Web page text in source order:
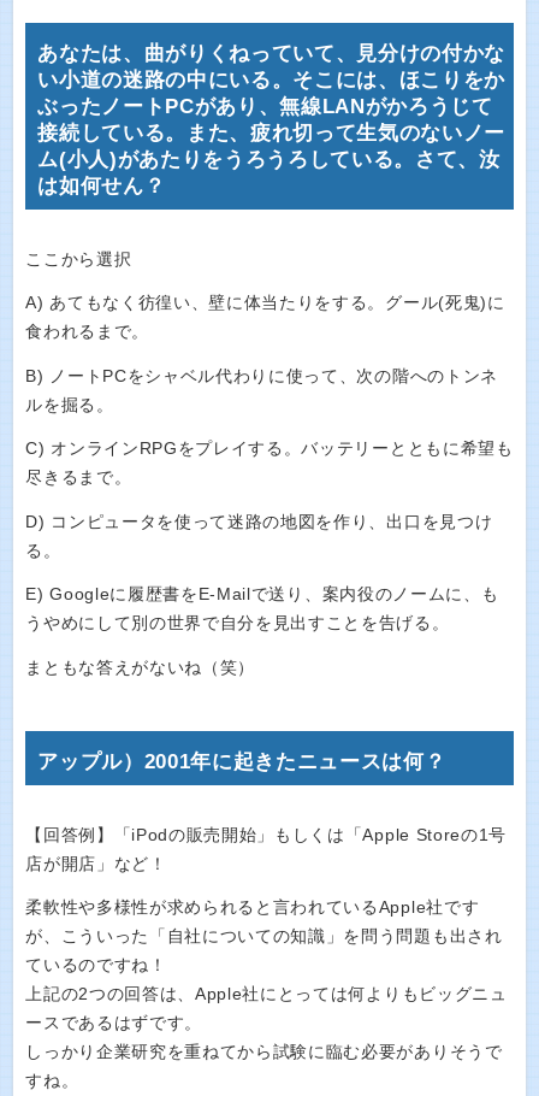
あなたは、曲がりくねっていて、見分けの付かな
い小道の迷路の中にいる。そこには、ほこりをか
ぶったノートPCがあり、無線LANがかろうじて
接続している。また、疲れ切って生気のないノー
ム(小人)があたりをうろうろしている。さて、汝
は如何せん？
ここから選択
A) あてもなく彷徨い、壁に体当たりをする。グール(死鬼)に
食われるまで。
B) ノートPCをシャベル代わりに使って、次の階へのトンネ
ルを掘る。
C) オンラインRPGをプレイする。バッテリーとともに希望も
尽きるまで。
D) コンピュータを使って迷路の地図を作り、出口を見つけ
る。
E) Googleに履歴書をE-Mailで送り、案内役のノームに、も
うやめにして別の世界で自分を見出すことを告げる。
まともな答えがないね（笑）
アップル）2001年に起きたニュースは何？
【回答例】「iPodの販売開始」もしくは「Apple Storeの1号
店が開店」など！
柔軟性や多様性が求められると言われているApple社です
が、こういった「自社についての知識」を問う問題も出され
ているのですね！
上記の2つの回答は、Apple社にとっては何よりもビッグニュ
ースであるはずです。
しっかり企業研究を重ねてから試験に臨む必要がありそうで
すね。